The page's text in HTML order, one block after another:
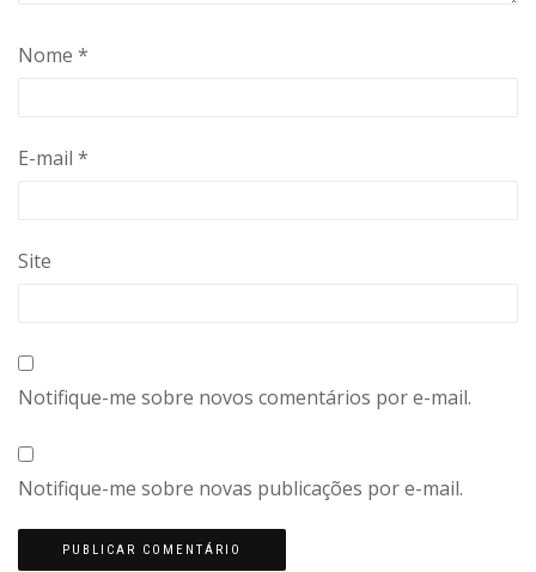
Nome *
E-mail *
Site
Notifique-me sobre novos comentários por e-mail.
Notifique-me sobre novas publicações por e-mail.